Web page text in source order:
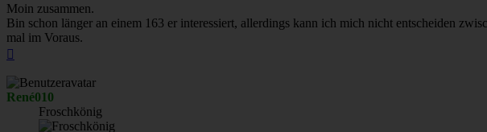
Moin zusammen.
Bin schon länger an einem 163 er interessiert, allerdings kann ich mich nicht entscheiden
mal im Voraus.
René010
Froschkönig